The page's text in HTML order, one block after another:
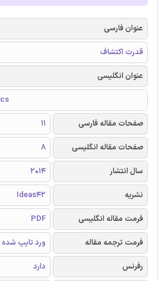
عنوان فارسی
قدرت اکتشاف
عنوان انگلیسی
صفحات مقاله فارسی
11
صفحات مقاله انگلیسی
8
سال انتشار
2014
نشریه
Ideas42
فرمت مقاله انگلیسی
PDF
فرمت ترجمه مقاله
ورد تایپ شده
رفرنس
دارد